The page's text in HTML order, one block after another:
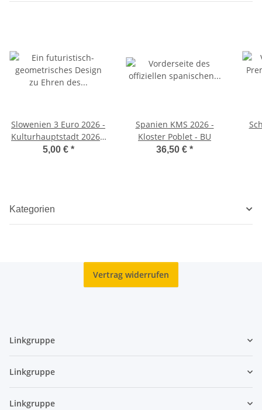
Slowenien 3 Euro 2026 -
Kulturhauptstadt 2026 -
Srecko Kosovel unz*
5,00 € *
Spanien KMS 2026 -
Kloster Poblet - BU
36,50 € *
Kategorien
Vertrag widerrufen
Linkgruppe
Linkgruppe
Linkgruppe